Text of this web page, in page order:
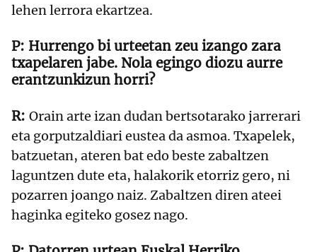
lehen lerrora ekartzea.
Hurrengo bi urteetan zeu izango zara
txapelaren jabe. Nola egingo diozu aurre
erantzunkizun horri?
Orain arte izan dudan bertsotarako jarrerari
eta gorputzaldiari eustea da asmoa. Txapelek,
batzuetan, ateren bat edo beste zabaltzen
laguntzen dute eta, halakorik etorriz gero, ni
pozarren joango naiz. Zabaltzen diren ateei
haginka egiteko gosez nago.